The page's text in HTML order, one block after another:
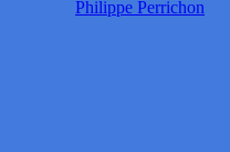
Philippe Perrichon